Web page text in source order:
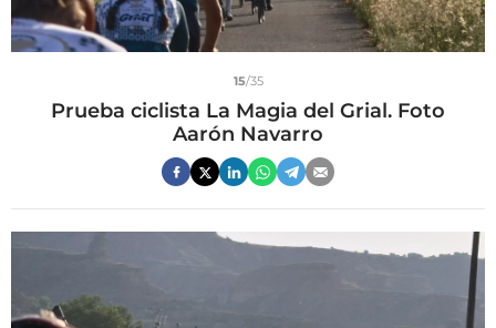
15/35
Prueba ciclista La Magia del Grial. Foto
Aarón Navarro